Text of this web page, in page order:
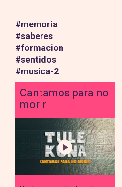
#memoria
#saberes
#formacion
#sentidos
#musica-2
Cantamos para no
morir